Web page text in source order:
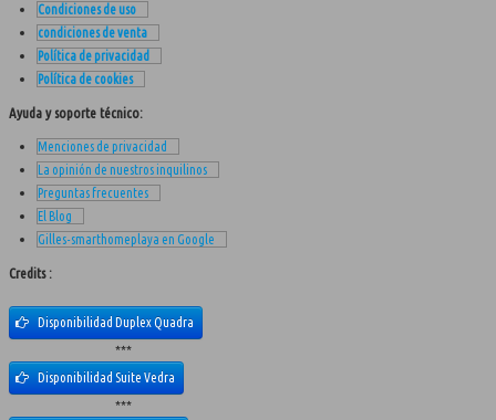
Condiciones de uso
condiciones de venta
Política de privacidad
Política de cookies
Ayuda y soporte técnico:
Menciones de privacidad
La opinión de nuestros inquilinos
Preguntas frecuentes
El Blog
Gilles-smarthomeplaya en Google
Credits :
Disponibilidad Duplex Quadra
***
Disponibilidad Suite Vedra
***